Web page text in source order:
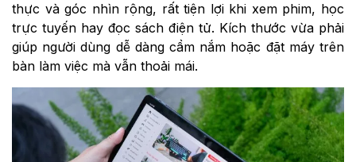
thực và góc nhìn rộng, rất tiện lợi khi xem phim, học
trực tuyến hay đọc sách điện tử. Kích thước vừa phải
giúp người dùng dễ dàng cầm nắm hoặc đặt máy trên
bàn làm việc mà vẫn thoải mái.